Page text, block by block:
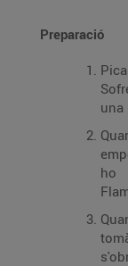
Preparació
una
ho